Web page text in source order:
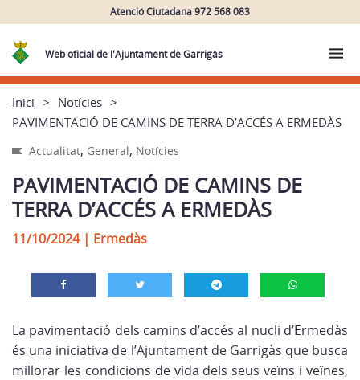
Atenció Ciutadana 972 568 083
Web oficial de l'Ajuntament de Garrigàs
Inici
Notícies
PAVIMENTACIÓ DE CAMINS DE TERRA D’ACCÉS A ERMEDÀS
Actualitat, General, Notícies
PAVIMENTACIÓ DE CAMINS DE
TERRA D’ACCÉS A ERMEDÀS
11/10/2024| Ermedàs
La pavimentació dels camins d’accés al nucli d’Ermedàs
és una iniciativa de l’Ajuntament de Garrigàs que busca
millorar les condicions de vida dels seus veïns i veïnes,